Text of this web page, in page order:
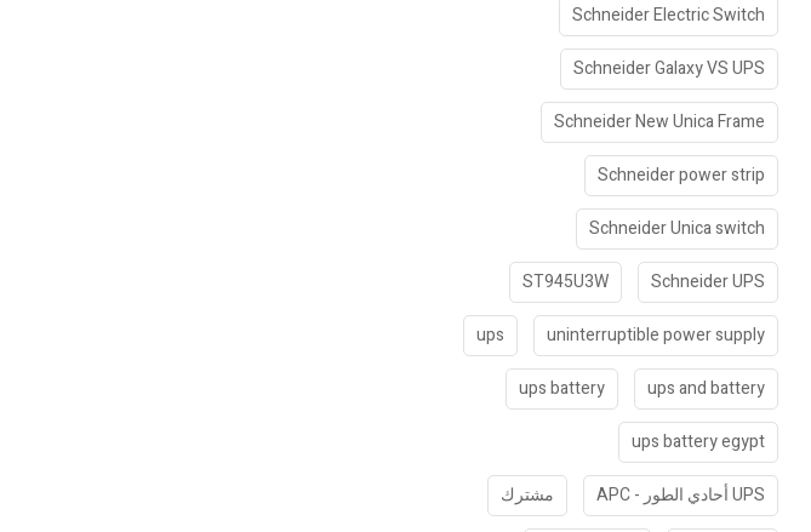
Schneider Electric Switch
Schneider Galaxy VS UPS
Schneider New Unica Frame
Schneider power strip
Schneider Unica switch
Schneider UPS
ST945U3W
uninterruptible power supply
ups
ups and battery
ups battery
ups battery egypt
UPS أحادي الطور - APC مشترك